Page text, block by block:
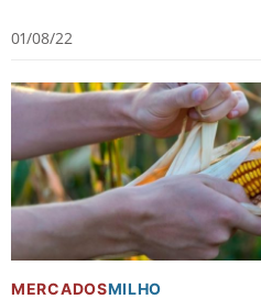
01/08/22
MERCADOSMILHO